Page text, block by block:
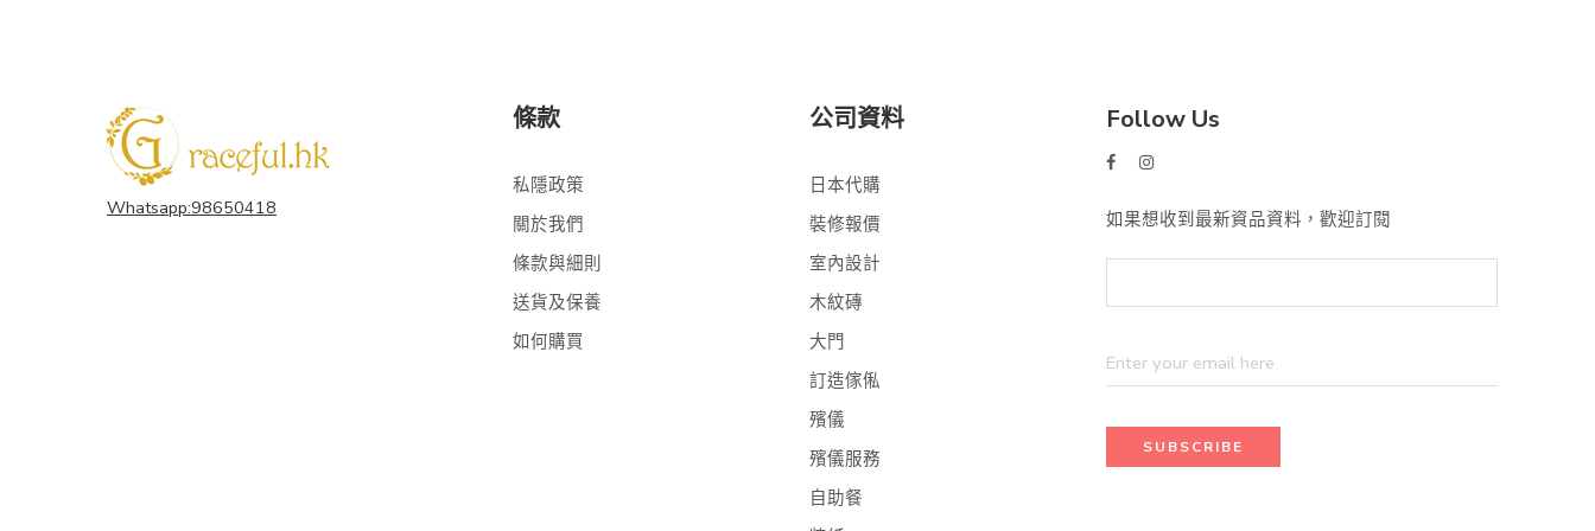
Whatsapp:98650418
條款
私隱政策
關於我們
條款與細則
送貨及保養
如何購買
公司資料
日本代購
裝修報價
室內設計
木紋磚
大門
訂造傢俬
殯儀
殯儀服務
自助餐
Follow Us
如果想收到最新資品資料，歡迎訂閱